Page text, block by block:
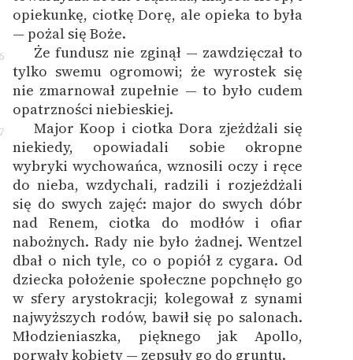
opiekunkę, ciotkę Dorę, ale opieka to była
— pożal się Boże.
Że fundusz nie zginął — zawdzięczał to
tylko swemu ogromowi; że wyrostek się
nie zmarnował zupełnie — to było cudem
opatrzności niebieskiej.
Major Koop i ciotka Dora zjeżdżali się
niekiedy, opowiadali sobie okropne
wybryki wychowańca, wznosili oczy i ręce
do nieba, wzdychali, radzili i rozjeżdżali
się do swych zajęć: major do swych dóbr
nad Renem, ciotka do modłów i ofiar
nabożnych. Rady nie było żadnej. Wentzel
dbał o nich tyle, co o popiół z cygara. Od
dziecka położenie społeczne popchnęło go
w sfery arystokracji; kolegował z synami
najwyższych rodów, bawił się po salonach.
Młodzieniaszka, pięknego jak Apollo,
porwały kobiety — zepsuły go do gruntu.